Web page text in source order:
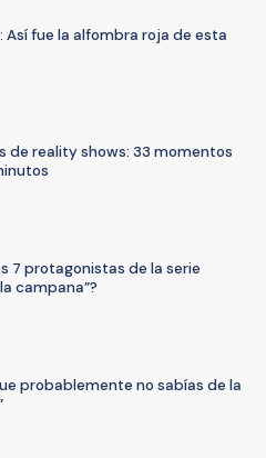
Así fue la alfombra roja de esta
de reality shows: 33 momentos
7 protagonistas de la serie
campana”?
probablemente no sabías de la